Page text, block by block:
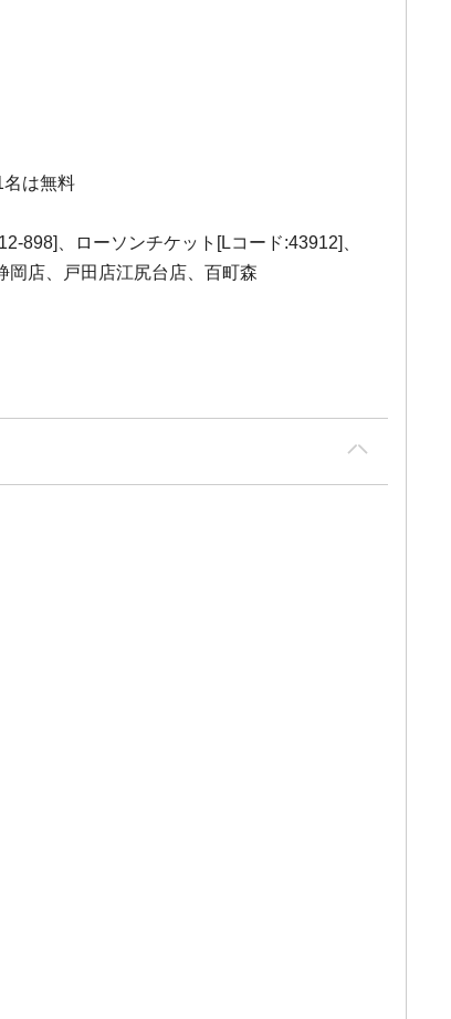
は無料
898]、ローソンチケット[Lコード:43912]、
岡店、戸田店江尻台店、百町森